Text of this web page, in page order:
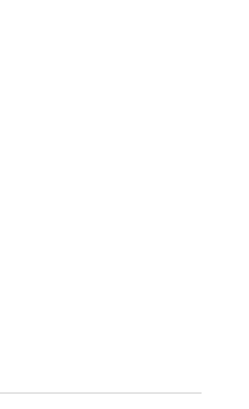
Vorverschlüsselung
Sobald
per LAN-Kabel mit der
wird, ist das Powerline-
hergestellt (Plug & Play).
Geräten der 1.200-,
Programm
vorgenommen.